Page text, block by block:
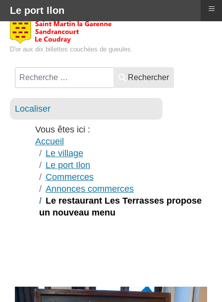
D'or aux dix billettes couchées de gueules.
Rechercher
Localiser
Vous êtes ici :
Accueil
Le village
Le port Ilon
Commerces
Annonces commerces
Le restaurant Les Terrasses propose
un nouveau menu
Le port Ilon ≡